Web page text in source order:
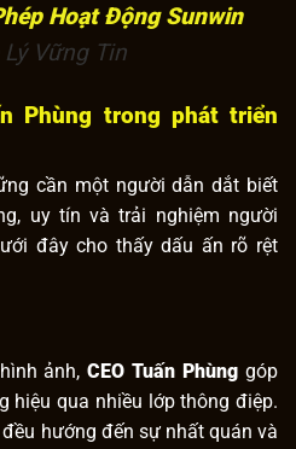
Hoạt Động Sunwin
Vững Tin
Phùng trong phát triển
cần một người dẫn dắt biết
uy tín và trải nghiệm người
đây cho thấy dấu ấn rõ rệt
ảnh,CEO Tuấn Phùng góp
hiệu qua nhiều lớp thông điệp.
hướng đến sự nhất quán và